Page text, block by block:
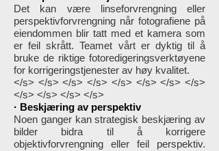
Det kan være linseforvrengning eller
perspektivforvrengning når fotografiene på
eiendommen blir tatt med et kamera som
er feil skrått. Teamet vårt er dyktig til å
bruke de riktige fotoredigeringsverktøyene
for korrigeringstjenester av høy kvalitet.
</s> </s> </s> </s> </s> </s> </s> </s>
</s> </s> </s> </s>
· Beskjæring av perspektiv
Noen ganger kan strategisk beskjæring av
bilder bidra til å korrigere
objektivforvrengning eller feil perspektiv.